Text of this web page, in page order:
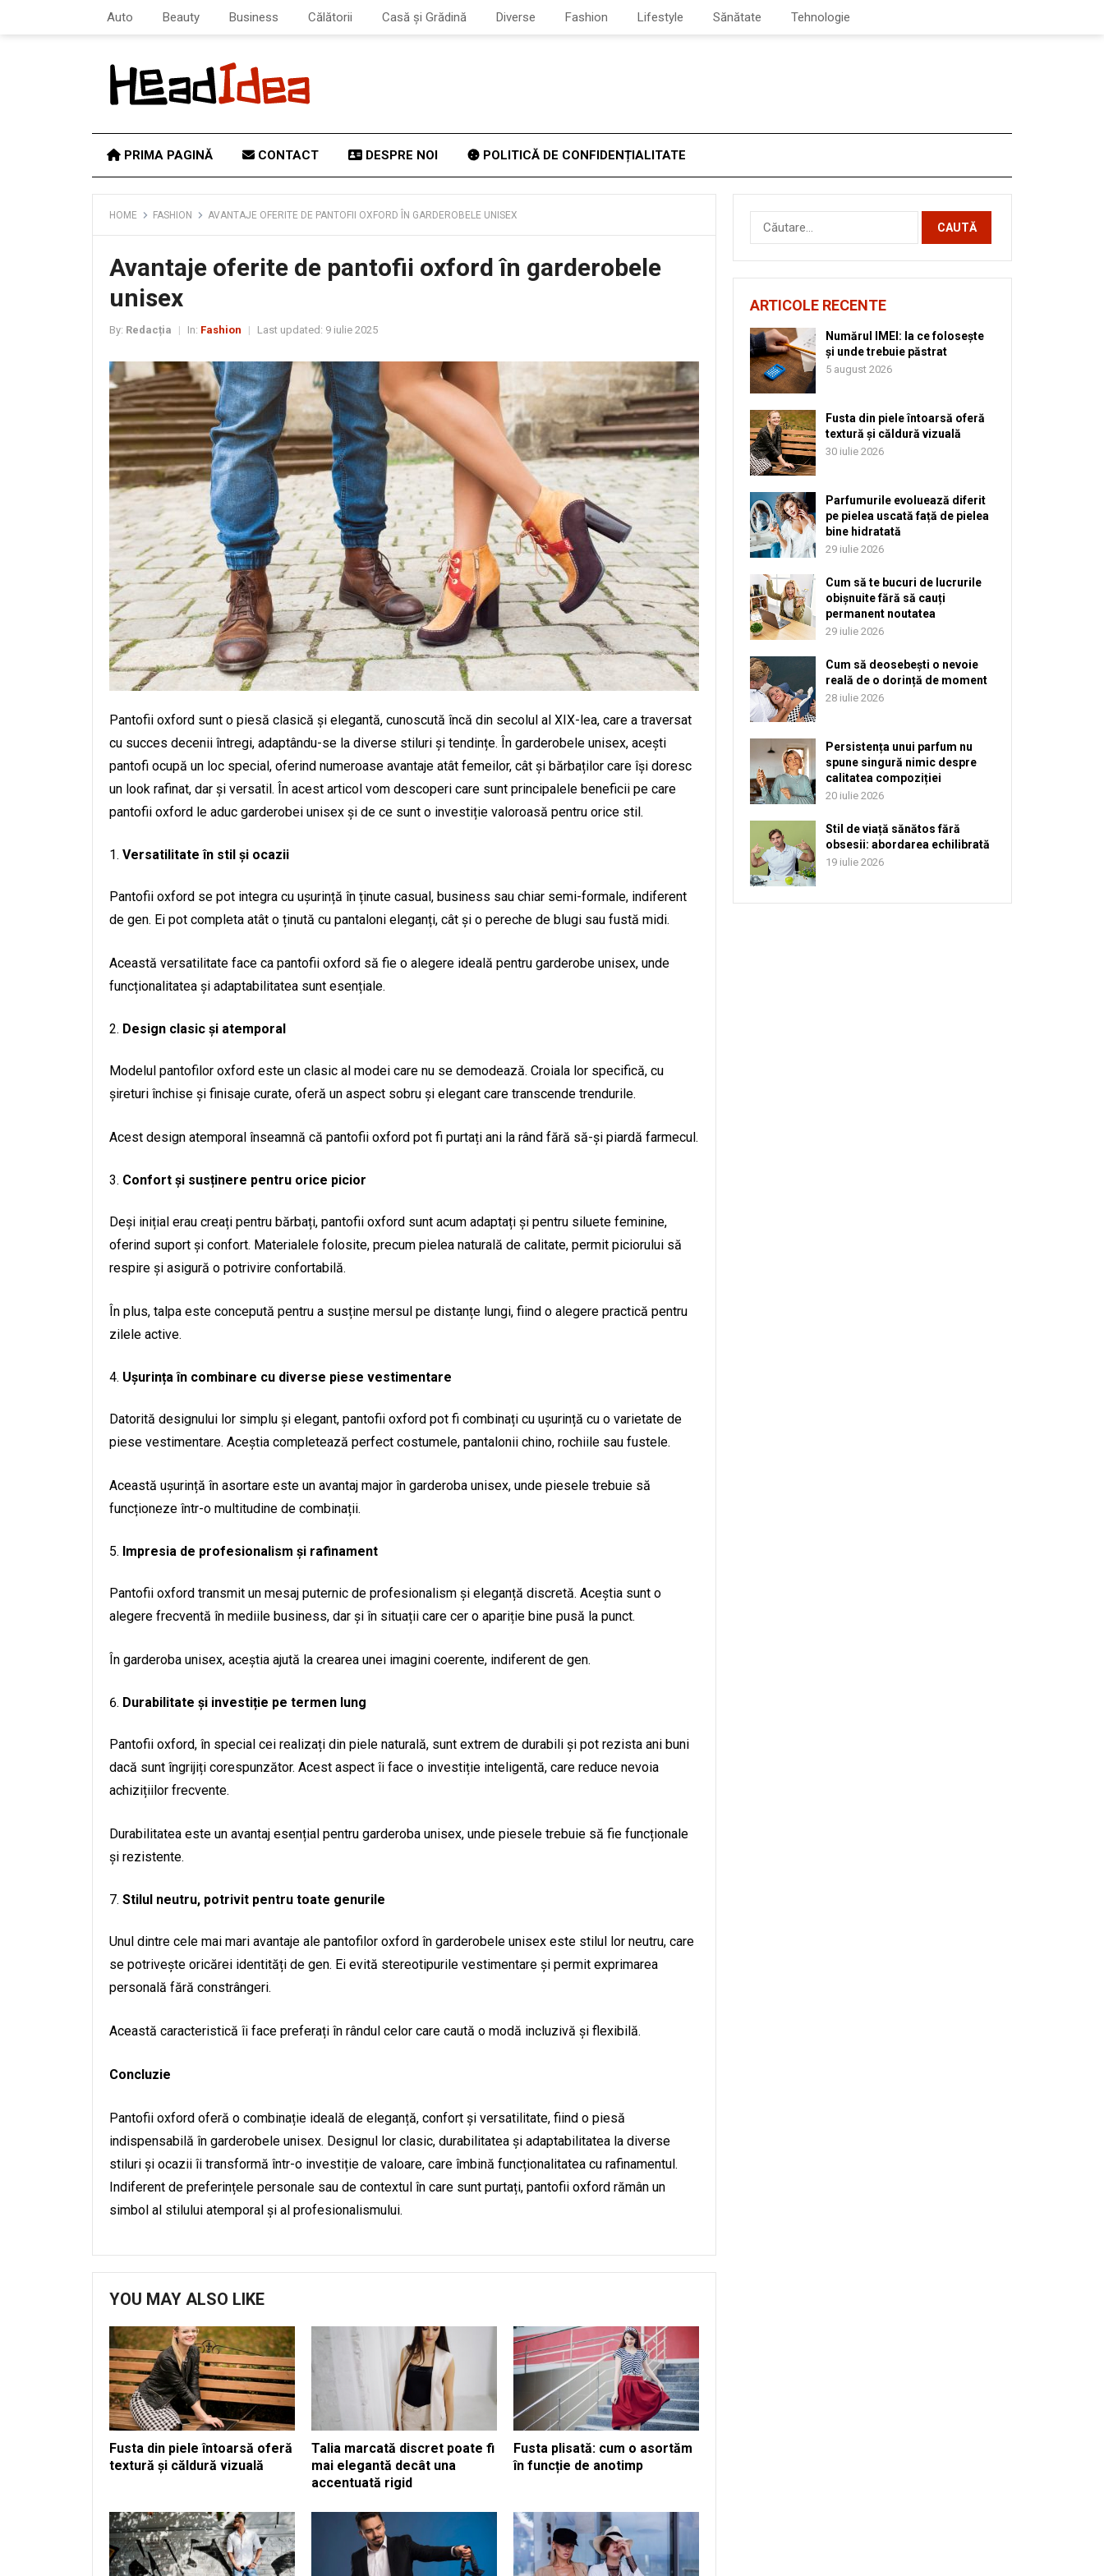
Auto Beauty Business Călătorii Casă și Grădină Diverse Fashion Lifestyle Sănătate Tehnologie
PRIMA PAGINĂ CONTACT DESPRE NOI POLITICĂ DE CONFIDENȚIALITATE
HOME FASHION AVANTAJE OFERITE DE PANTOFII OXFORD ÎN GARDEROBELE UNISEX
Avantaje oferite de pantofii oxford în garderobele
unisex
By: Redacția In: Fashion Last updated: 9 iulie 2025
Pantofii oxford sunt o piesă clasică și elegantă, cunoscută încă din secolul al XIX-lea, care a traversat
cu succes decenii întregi, adaptându-se la diverse stiluri și tendințe. În garderobele unisex, acești
pantofi ocupă un loc special, oferind numeroase avantaje atât femeilor, cât și bărbaților care își doresc
un look rafinat, dar și versatil. În acest articol vom descoperi care sunt principalele beneficii pe care
pantofii oxford le aduc garderobei unisex și de ce sunt o investiție valoroasă pentru orice stil.
Versatilitate în stil și ocazii
Pantofii oxford se pot integra cu ușurință în ținute casual, business sau chiar semi-formale, indiferent
de gen. Ei pot completa atât o ținută cu pantaloni eleganți, cât și o pereche de blugi sau fustă midi.
Această versatilitate face ca pantofii oxford să fie o alegere ideală pentru garderobe unisex, unde
funcționalitatea și adaptabilitatea sunt esențiale.
Design clasic și atemporal
Modelul pantofilor oxford este un clasic al modei care nu se demodează. Croiala lor specifică, cu
șireturi închise și finisaje curate, oferă un aspect sobru și elegant care transcende trendurile.
Acest design atemporal înseamnă că pantofii oxford pot fi purtați ani la rând fără să-și piardă farmecul.
Confort și susținere pentru orice picior
Deși inițial erau creați pentru bărbați, pantofii oxford sunt acum adaptați și pentru siluete feminine,
oferind suport și confort. Materialele folosite, precum pielea naturală de calitate, permit piciorului să
respire și asigură o potrivire confortabilă.
În plus, talpa este concepută pentru a susține mersul pe distanțe lungi, fiind o alegere practică pentru
zilele active.
Ușurința în combinare cu diverse piese vestimentare
Datorită designului lor simplu și elegant, pantofii oxford pot fi combinați cu ușurință cu o varietate de
piese vestimentare. Aceștia completează perfect costumele, pantalonii chino, rochiile sau fustele.
Această ușurință în asortare este un avantaj major în garderoba unisex, unde piesele trebuie să
funcționeze într-o multitudine de combinații.
Impresia de profesionalism și rafinament
Pantofii oxford transmit un mesaj puternic de profesionalism și eleganță discretă. Aceștia sunt o
alegere frecventă în mediile business, dar și în situații care cer o apariție bine pusă la punct.
În garderoba unisex, aceștia ajută la crearea unei imagini coerente, indiferent de gen.
Durabilitate și investiție pe termen lung
Pantofii oxford, în special cei realizați din piele naturală, sunt extrem de durabili și pot rezista ani buni
dacă sunt îngrijiți corespunzător. Acest aspect îi face o investiție inteligentă, care reduce nevoia
achizițiilor frecvente.
Durabilitatea este un avantaj esențial pentru garderoba unisex, unde piesele trebuie să fie funcționale
și rezistente.
Stilul neutru, potrivit pentru toate genurile
Unul dintre cele mai mari avantaje ale pantofilor oxford în garderobele unisex este stilul lor neutru, care
se potrivește oricărei identități de gen. Ei evită stereotipurile vestimentare și permit exprimarea
personală fără constrângeri.
Această caracteristică îi face preferați în rândul celor care caută o modă incluzivă și flexibilă.
Concluzie
Pantofii oxford oferă o combinație ideală de eleganță, confort și versatilitate, fiind o piesă
indispensabilă în garderobele unisex. Designul lor clasic, durabilitatea și adaptabilitatea la diverse
stiluri și ocazii îi transformă într-o investiție de valoare, care îmbină funcționalitatea cu rafinamentul.
Indiferent de preferințele personale sau de contextul în care sunt purtați, pantofii oxford rămân un
simbol al stilului atemporal și al profesionalismului.
YOU MAY ALSO LIKE
Fusta din piele întoarsă oferă
textură și căldură vizuală
Talia marcată discret poate fi
mai elegantă decât una
accentuată rigid
Fusta plisată: cum o asortăm
în funcție de anotimp
Caută
după:
ARTICOLE RECENTE
Numărul IMEI: la ce folosește
și unde trebuie păstrat
5 august 2026
Fusta din piele întoarsă oferă
textură și căldură vizuală
30 iulie 2026
Parfumurile evoluează diferit
pe pielea uscată față de pielea
bine hidratată
29 iulie 2026
Cum să te bucuri de lucrurile
obișnuite fără să cauți
permanent noutatea
29 iulie 2026
Cum să deosebești o nevoie
reală de o dorință de moment
28 iulie 2026
Persistența unui parfum nu
spune singură nimic despre
calitatea compoziției
20 iulie 2026
Stil de viață sănătos fără
obsesii: abordarea echilibrată
19 iulie 2026